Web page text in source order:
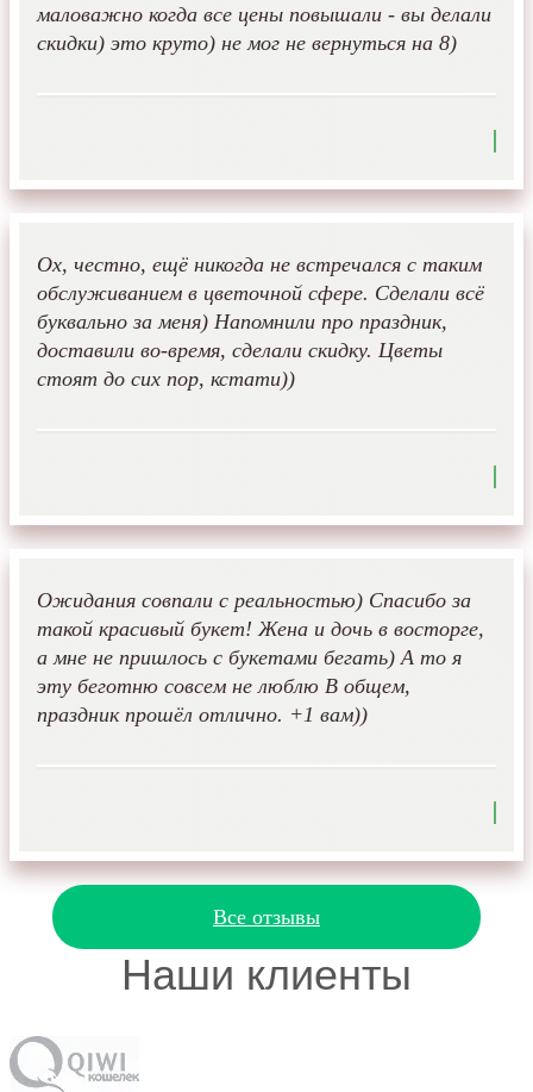
маловажно когда все цены повышали - вы делали
скидки) это круто) не мог не вернуться на 8)
Ох, честно, ещё никогда не встречался с таким
обслуживанием в цветочной сфере. Сделали всё
буквально за меня) Напомнили про праздник,
доставили во-время, сделали скидку. Цветы
стоят до сих пор, кстати))
Ожидания совпали с реальностью) Спасибо за
такой красивый букет! Жена и дочь в восторге,
а мне не пришлось с букетами бегать) А то я
эту беготню совсем не люблю В общем,
праздник прошёл отлично. +1 вам))
Все отзывы
Наши клиенты